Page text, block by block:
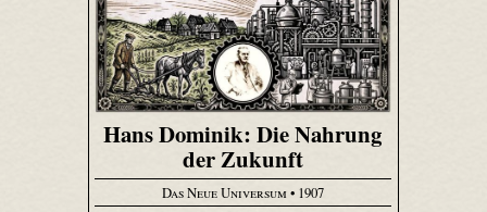
Hans Dominik: Die Nahrung
der Zukunft
Das Neue Universum• 1907